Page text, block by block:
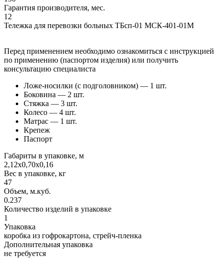
Гарантия производителя, мес.
12
Тележка для перевозки больных ТБсп-01 МСК-401-01М
Перед применением необходимо ознакомиться с инструкцией
по применению (паспортом изделия) или получить
консультацию специалиста
Ложе-носилки (с подголовником) — 1 шт.
Боковина — 2 шт.
Стяжка — 3 шт.
Колесо — 4 шт.
Матрас — 1 шт.
Крепеж
Паспорт
Габариты в упаковке, м
2,12х0,70х0,16
Вес в упаковке, кг
47
Объем, м.куб.
0.237
Количество изделий в упаковке
1
Упаковка
коробка из гофрокартона, стрейч-пленка
Дополнительная упаковка
не требуется